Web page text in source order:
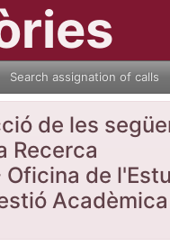
Search assignation of calls
de les
Recerca
de
Acadèmica